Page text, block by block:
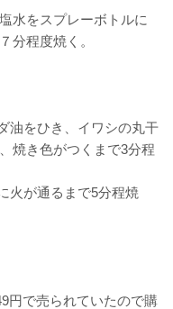
水をスプレーボトルに
分程度焼く。
油をひき、イワシの丸干
焼き色がつくまで3分程
火が通るまで5分程焼
円で売られていたので購